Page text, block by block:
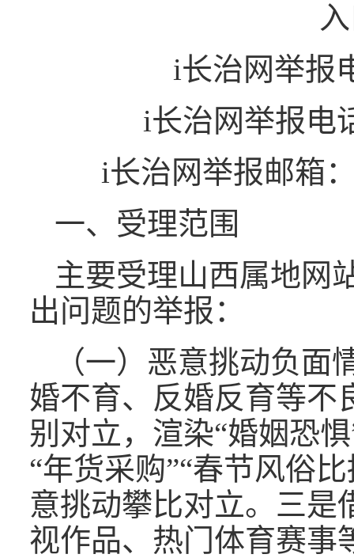
i长治网举报
i长治网举报电
i长治网举报邮箱
一、受理范围
主要受理山西属地网
出问题的举报：
（一）恶意挑动负面
婚不育、反婚反育等不
别对立，渲染“婚姻恐
“年货采购”“春节风俗
意挑动攀比对立。三是
视作品、热门体育赛事